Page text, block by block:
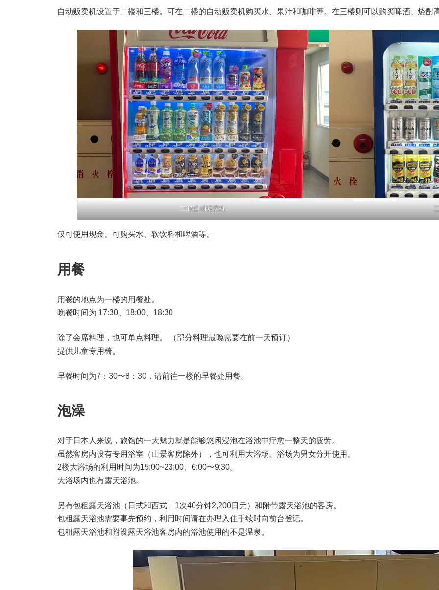
自动贩卖机设置于二楼和三楼。可在二楼的自动贩卖机购买水、果汁和咖啡等。在三楼则可以购买啤酒、烧酎
二楼自动贩卖机
仅可使用现金。可购买水、软饮料和啤酒等。
用餐
用餐的地点为一楼的用餐处。
晚餐时间为 17:30、18:00、18:30
除了会席料理，也可单点料理。 （部分料理最晚需要在前一天预订）
提供儿童专用椅。
早餐时间为7：30〜8：30，请前往一楼的早餐处用餐。
泡澡
对于日本人来说，旅馆的一大魅力就是能够悠闲浸泡在浴池中疗愈一整天的疲劳。
虽然客房内设有专用浴室（山景客房除外），也可利用大浴场。浴场为男女分开使用。
2楼大浴场的利用时间为15:00~23:00、6:00〜9:30。
大浴场内也有露天浴池。
另有包租露天浴池（日式和西式，1次40分钟2,200日元）和附带露天浴池的客房。
包租露天浴池需要事先预约，利用时间请在办理入住手续时向前台登记。
包租露天浴池和附设露天浴池客房内的浴池使用的不是温泉。